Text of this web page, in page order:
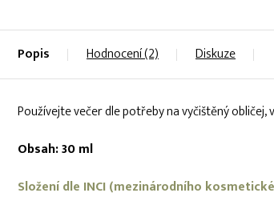
Popis Hodnocení (2) Diskuze
Používejte večer dle potřeby na vyčištěný
Obsah: 30 ml
Složení dle INCI (mezinárodního